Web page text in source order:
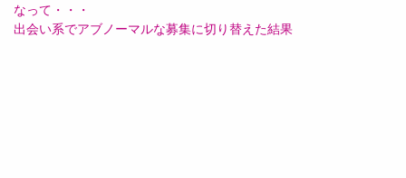
なって・・・
出会い系でアブノーマルな募集に切り替えた結果